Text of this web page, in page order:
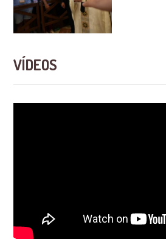
VÍDEOS